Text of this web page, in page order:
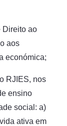
Direito ao
aos
económica;
RJIES, nos
ensino
social: a)
ativa em